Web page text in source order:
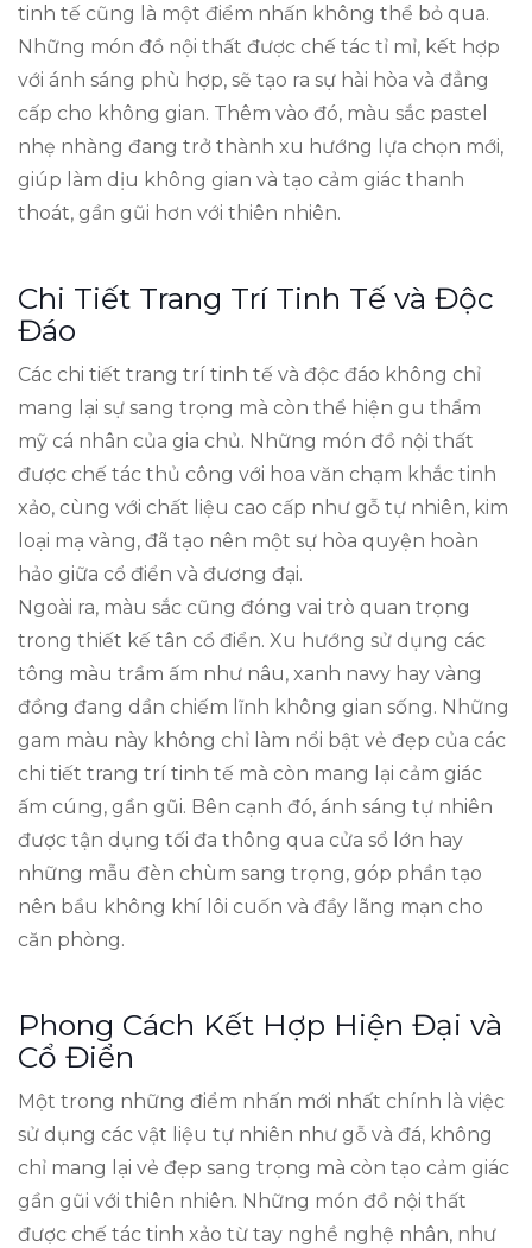
tinh tế cũng là một điểm nhấn không thể bỏ qua.
Những món đồ nội thất được chế tác tỉ mỉ, kết hợp
với ánh sáng phù hợp, sẽ tạo ra sự hài hòa và đẳng
cấp cho không gian. Thêm vào đó, màu sắc pastel
nhẹ nhàng đang trở thành xu hướng lựa chọn mới,
giúp làm dịu không gian và tạo cảm giác thanh
thoát, gần gũi hơn với thiên nhiên.
Chi Tiết Trang Trí Tinh Tế và Độc
Đáo
Các chi tiết trang trí tinh tế và độc đáo không chỉ
mang lại sự sang trọng mà còn thể hiện gu thẩm
mỹ cá nhân của gia chủ. Những món đồ nội thất
được chế tác thủ công với hoa văn chạm khắc tinh
xảo, cùng với chất liệu cao cấp như gỗ tự nhiên, kim
loại mạ vàng, đã tạo nên một sự hòa quyện hoàn
hảo giữa cổ điển và đương đại.
Ngoài ra, màu sắc cũng đóng vai trò quan trọng
trong thiết kế tân cổ điển. Xu hướng sử dụng các
tông màu trầm ấm như nâu, xanh navy hay vàng
đồng đang dần chiếm lĩnh không gian sống. Những
gam màu này không chỉ làm nổi bật vẻ đẹp của các
chi tiết trang trí tinh tế mà còn mang lại cảm giác
ấm cúng, gần gũi. Bên cạnh đó, ánh sáng tự nhiên
được tận dụng tối đa thông qua cửa sổ lớn hay
những mẫu đèn chùm sang trọng, góp phần tạo
nên bầu không khí lôi cuốn và đầy lãng mạn cho
căn phòng.
Phong Cách Kết Hợp Hiện Đại và
Cổ Điển
Một trong những điểm nhấn mới nhất chính là việc
sử dụng các vật liệu tự nhiên như gỗ và đá, không
chỉ mang lại vẻ đẹp sang trọng mà còn tạo cảm giác
gần gũi với thiên nhiên. Những món đồ nội thất
được chế tác tinh xảo từ tay nghề nghệ nhân, như